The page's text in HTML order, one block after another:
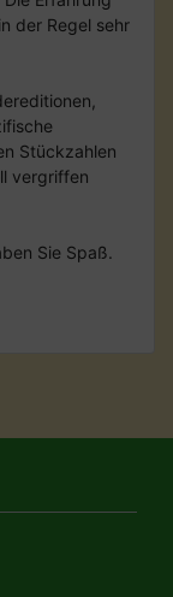
der Regel sehr
Stückzahlen
vergriffen
Sie Spaß.